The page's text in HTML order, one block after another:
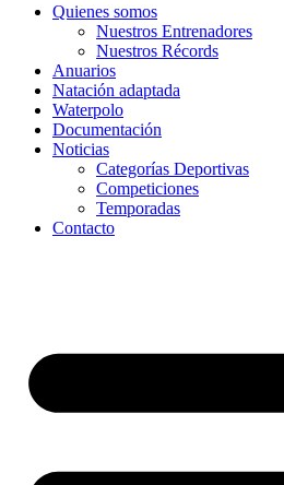
Quienes somos
Nuestros Entrenadores
Nuestros Récords
Anuarios
Natación adaptada
Waterpolo
Documentación
Noticias
Categorías Deportivas
Competiciones
Temporadas
Contacto